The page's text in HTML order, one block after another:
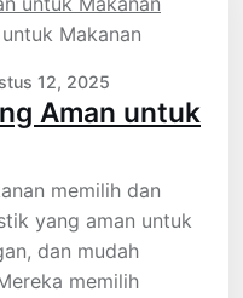
Makanan
12, 2025
Aman untuk
memilih dan
yang aman untuk
dan mudah
memilih